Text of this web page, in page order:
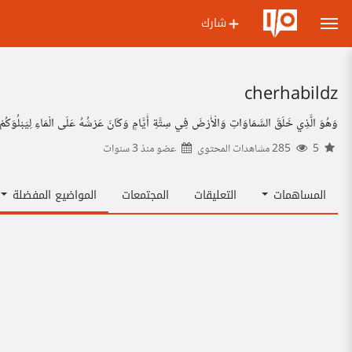
شارك
cherhabildz
وَهُوَ الَّذِي خَلَقَ السَّمَاوَاتِ وَالْأَرْضَ فِي سِتَّةِ أَيَّامٍ وَكَانَ عَرْشُهُ عَلَى الْمَاءِ
عضو منذ3 سنوات
المساهمات التعليقات المجتمعات المواضيع المفضلة